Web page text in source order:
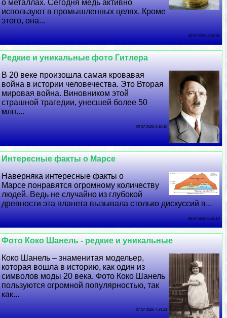
о металлах. Сегодня медь активно
используют в промышленных целях. Кроме
этого, она...
30 07 2026 2:54:54
Редкие и уникальные фото Гитлера
В 20 веке произошла самая кровавая
война в истории человечества. Это Вторая
мировая война. Виновником этой
страшной трагедии, унесшей более 50
млн....
29 07 2026 3:16:16
Интересные факты о Марсе
Наверняка интересные факты о
Марсе понравятся огромному количеству
людей. Ведь не случайно из глубокой
древности эта планета вызывала столько дискуссий в...
28 07 2026 6:26:13
Фото Коко Шанель - редкие и уникальные
Коко Шанель – знаменитая модельер,
которая вошла в историю, как один из
символов моды 20 века. Фото Коко Шанель
пользуются огромной популярностью, так
как...
27 07 2026 7:34:21